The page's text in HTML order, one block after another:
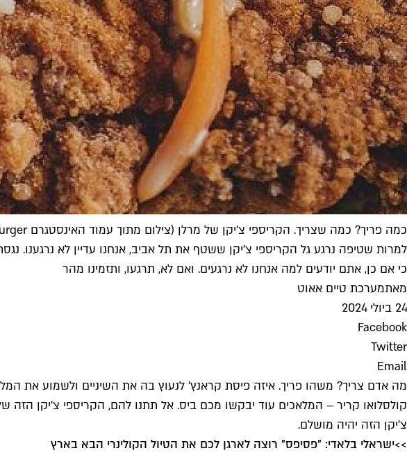
כמה פריך? כמה שצריך. הקריספי צ'יקן של מרלן (צילום מתוך עמוד האינסטגרם Marlen.Burger)
למרות שטיפה נרגע גל הקריספי צ'יקן ששטף את תל אביב, אנחנו עדיין לא
כי אם כן, אתם יודעים למה אנחנו לא נרגעים. ואם לא, תרגעו, ותזמינו מהר
מאתמערכת טיים אאוט
24 ביולי 2024
Facebook
Twitter
Email
מה אדם צריך? משהו פריך. איזה פיסת קראנץ' לנעוץ בה את השיניים ולשמוע את
קולסלואו קריר – המלאכים עוד יבקשו מכם ביס. אל תתנו להם, הקריספי צ'יקן הזה
צ'יקן הזה יהיה מושלם.
>>ישראלי בלאדי: "פסיפס" רוצה לארגן לכם את הטיול הקולינרי הבא בארץ